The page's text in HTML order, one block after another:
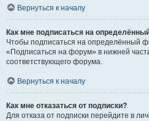
Вернуться к началу
Как мне подписаться на
Чтобы подписаться на определённый
«Подписаться на форум» в нижней
соответствующего форума.
Вернуться к началу
Как мне отказаться от подписки?
Для отказа от подписки перейдите в